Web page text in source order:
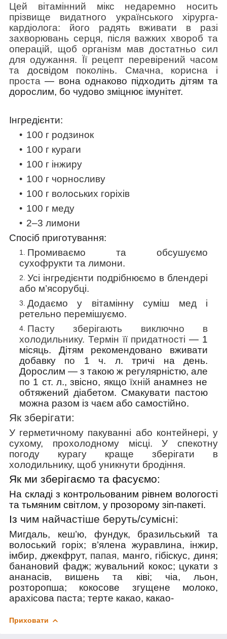
Цей вітамінний мікс недаремно носить
прізвище видатного українського хірурга-
кардіолога: його радять вживати в разі
захворювань серця, після важких хвороб та
операцій, щоб організм мав достатньо сил
для одужання. Її рецепт перевірений часом
та досвідом поколінь. Смачна, корисна і
проста— вона однаково підходить дітям та
дорослим, бо чудово зміцнює імунітет.
Інгредієнти:
100 г родзинок
100 г кураги
100 г інжиру
100 г чорносливу
100 г волоських горіхів
100 г меду
2–3 лимони
Спосіб приготування:
Промиваємо та обсушуємо
сухофрукти та лимони.
Усі інгредієнти подрібнюємо в блендері
або м’ясорубці.
Додаємо у вітамінну суміш мед і
ретельно перемішуємо.
Пасту зберігають виключно в
холодильнику. Термін її придатності— 1
місяць. Дітям рекомендовано вживати
добавку по 1 ч. л. тричі на день.
Дорослим — з такою ж регулярністю, але
по 1 ст. л., звісно, якщо їхнійанамнез не
обтяжений діабетом. Смакувати пастою
можна разом із чаєм або самостійно.
Як зберігати:
У герметичному пакуванні або контейнері, у
сухому, прохолодному місці. У спекотну
погоду курагу краще зберігати в
холодильнику, щоб уникнути бродіння.
Як ми зберігаємо та фасуємо:
На складі з контрольованим рівнем вологості
та тьмяним світлом, у прозорому зіп-пакеті.
Із чим найчастіше беруть/cумісні:
Мигдаль, кеш’ю, фундук, бразильський та
волоський горіх; в’ялена журавлина, інжир,
імбир, джекфрут, папая, манго, гібіскус, диня;
банановий фадж; жувальний кокос; цукати з
ананасів, вишень та ківі; чіа, льон,
розторопша; кокосове згущене молоко,
арахісова паста; терте какао, какао-
Приховати